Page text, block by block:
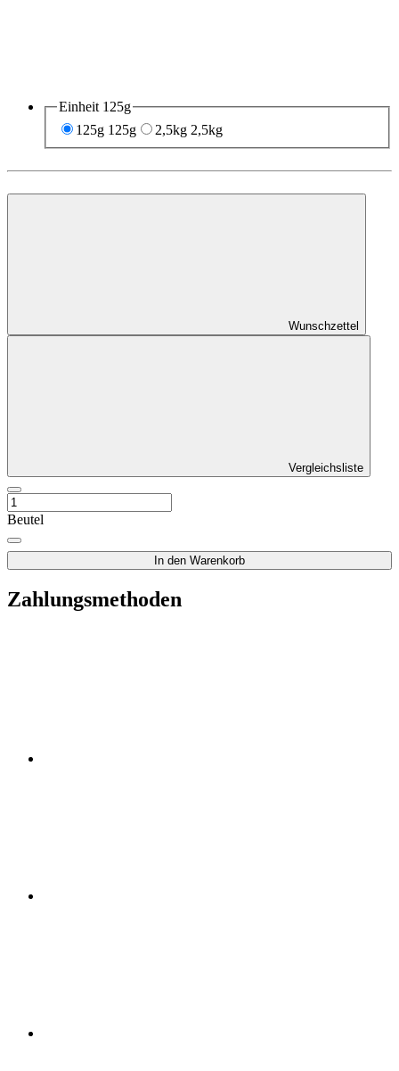
Einheit 125g
125g 125g 2,5kg 2,5kg
Beutel
In den Warenkorb
Zahlungsmethoden
Wunschzettel
Vergleichsliste